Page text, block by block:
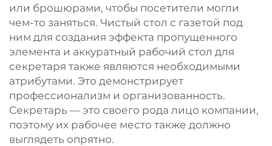
или брошюрами, чтобы посетители могли
чем-то заняться. Чистый стол с газетой под
ним для создания эффекта пропущенного
элемента и аккуратный рабочий стол для
секретаря также являются необходимыми
атрибутами. Это демонстрирует
профессионализм и организованность.
Секретарь — это своего рода лицо компании,
поэтому их рабочее место также должно
выглядеть опрятно.